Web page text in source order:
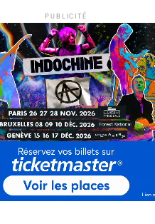
PUBLICITÉ